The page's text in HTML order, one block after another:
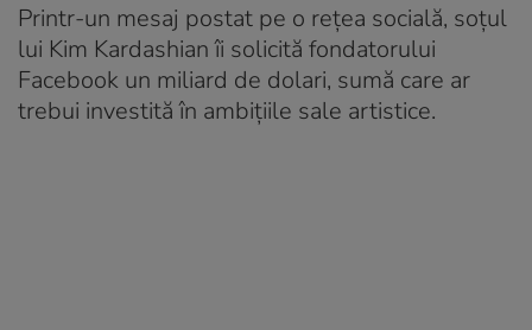
Printr-un mesaj postat pe o rețea socială, soțul
lui Kim Kardashian îi solicită fondatorului
Facebook un miliard de dolari, sumă care ar
trebui investită în ambițiile sale artistice.